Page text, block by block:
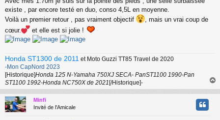
existe , par encore testé en duo, conso 4,5L en moyenne.
Voilà un premier retour , pas vraiment objectif
, mais un vrai coup de
cœur.
et elle est si jolie !
Honda ST1300 de 2011 et Moto Guzzi TT85 Travel de 2020
-Mon CapNord 2023
[Historique]Honda 125 N-Yamaha 750XJ SECA- PanST1100 1990-Pan
ST1100 1992-Honda NC750X de 2021 [/Historique]-
a
u
Minfi
Invité de l'Amicale